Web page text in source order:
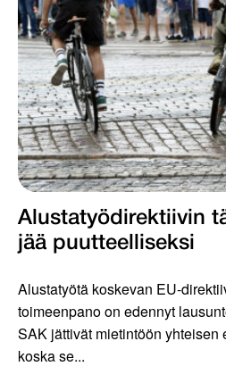
Alustatyödirektiivin
jää puutteelliseksi
Alustatyötä koskevan EU-
toimeenpano on edennyt
SAK jättivät mietintöön yhteisen
koska se...